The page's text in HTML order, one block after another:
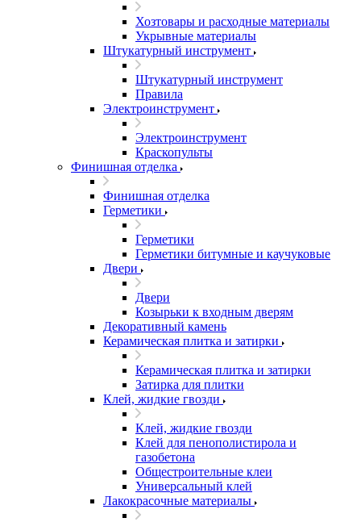
Хозтовары и расходные материалы
Укрывные материалы
Штукатурный инструмент
Штукатурный инструмент
Правила
Электроинструмент
Электроинструмент
Краскопульты
Финишная отделка
Финишная отделка
Герметики
Герметики
Герметики битумные и каучуковые
Двери
Двери
Козырьки к входным дверям
Декоративный камень
Керамическая плитка и затирки
Керамическая плитка и затирки
Затирка для плитки
Клей, жидкие гвозди
Клей, жидкие гвозди
Клей для пенополистирола и
газобетона
Общестроительные клеи
Универсальный клей
Лакокрасочные материалы